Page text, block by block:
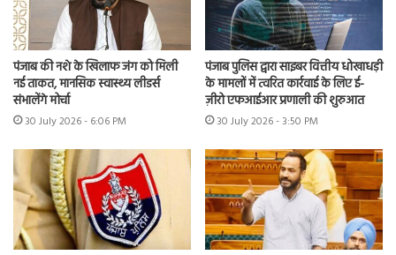
पंजाब की नशे के खिलाफ जंग को मिली
नई ताकत, मानसिक स्वास्थ्य लीडर्स
संभालेंगे मोर्चा
30 July 2026 - 6:06 PM
पंजाब पुलिस द्वारा साइबर वित्तीय धोखाधड़ी
के मामलों में त्वरित कार्रवाई के लिए ई-
ज़ीरो एफआईआर प्रणाली की शुरुआत
30 July 2026 - 3:50 PM